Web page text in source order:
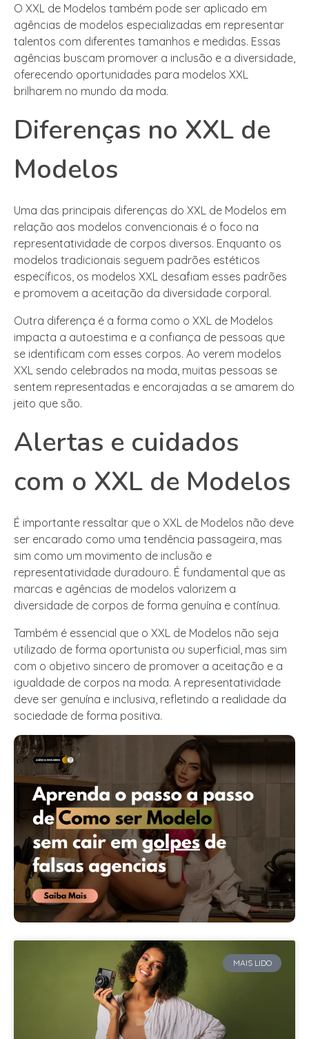
O XXL de Modelos também pode ser aplicado em
agências de modelos especializadas em representar
talentos com diferentes tamanhos e medidas. Essas
agências buscam promover a inclusão e a diversidade,
oferecendo oportunidades para modelos XXL
brilharem no mundo da moda.
Diferenças no XXL de
Modelos
Uma das principais diferenças do XXL de Modelos em
relação aos modelos convencionais é o foco na
representatividade de corpos diversos. Enquanto os
modelos tradicionais seguem padrões estéticos
específicos, os modelos XXL desafiam esses padrões
e promovem a aceitação da diversidade corporal.
Outra diferença é a forma como o XXL de Modelos
impacta a autoestima e a confiança de pessoas que
se identificam com esses corpos. Ao verem modelos
XXL sendo celebrados na moda, muitas pessoas se
sentem representadas e encorajadas a se amarem do
jeito que são.
Alertas e cuidados
com o XXL de Modelos
É importante ressaltar que o XXL de Modelos não deve
ser encarado como uma tendência passageira, mas
sim como um movimento de inclusão e
representatividade duradouro. É fundamental que as
marcas e agências de modelos valorizem a
diversidade de corpos de forma genuína e contínua.
Também é essencial que o XXL de Modelos não seja
utilizado de forma oportunista ou superficial, mas sim
com o objetivo sincero de promover a aceitação e a
igualdade de corpos na moda. A representatividade
deve ser genuína e inclusiva, refletindo a realidade da
sociedade de forma positiva.
MAIS LIDO